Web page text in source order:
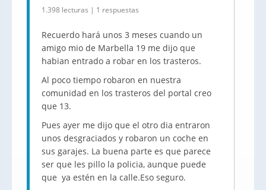
1.398 lecturas | 1 respuestas
Recuerdo hará unos 3 meses cuando un
amigo mio de Marbella 19 me dijo que
habian entrado a robar en los trasteros.
Al poco tiempo robaron en nuestra
comunidad en los trasteros del portal creo
que 13.
Pues ayer me dijo que el otro dia entraron
unos desgraciados y robaron un coche en
sus garajes. La buena parte es que parece
ser que les pillo la policia, aunque puede
que ya estén en la calle.Eso seguro.